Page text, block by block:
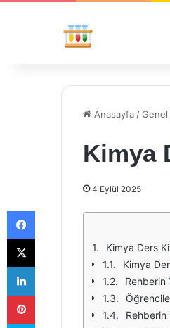
Anasayfa /Genel
Kimya
4 Eylül 2025
Kimya Ders
Kimya
Rehberin
Rehberin
Facebook
X
LinkedIn
Pinterest
Skype